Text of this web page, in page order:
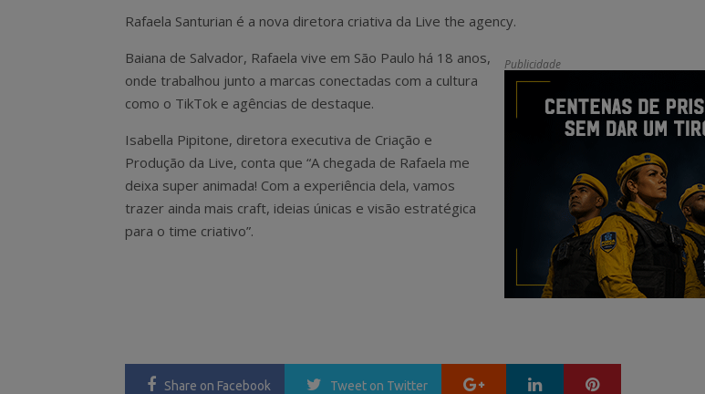
Rafaela Santurian é a nova diretora criativa da Live the agency.
Publicidade
Baiana de Salvador, Rafaela vive em São Paulo há 18 anos,
onde trabalhou junto a marcas conectadas com a cultura
como o TikTok e agências de destaque.
Isabella Pipitone, diretora executiva de Criação e
Produção da Live, conta que “A chegada de Rafaela me
deixa super animada! Com a experiência dela, vamos
trazer ainda mais craft, ideias únicas e visão estratégica
para o time criativo”.
Share on Facebook Tweet on Twitter Google+ LinkedIn